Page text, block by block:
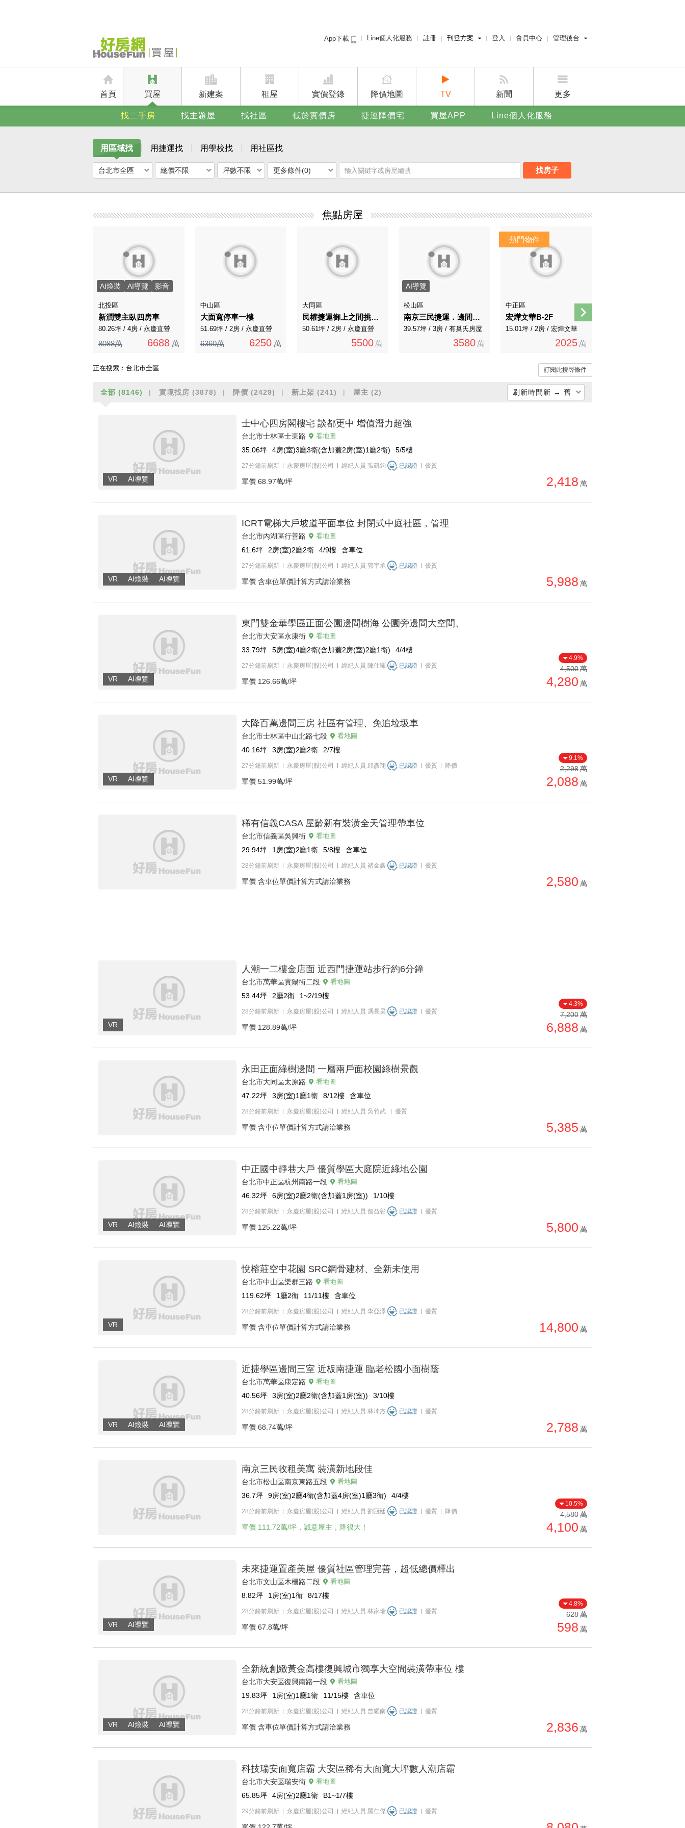
App下載 Line個人化服務 註冊 刊登方案
賣屋刊登
廣告刊登
登入 會員中心 管理後台
屋主管理後台
首頁 買屋 新建案 租屋 實價登錄 降價地圖 TV 新聞 更多
賣屋刊登
找二手房 找主題屋 找社區 低於實價房 捷運降價宅 買屋APP Line個人化服務
用區域找 用捷運找 用學校找 用社區找
台北市全區 總價不限 坪數不限 更多條件(0) 找房子
焦點房屋
AI煥裝 AI導覽 影音
北投區
新潤雙主臥四房車
80.26坪 / 4房 / 永慶直營
8088萬 6688 萬
中山區
大面寬停車一樓
51.69坪 / 2房 / 永慶直營
6360萬 6250 萬
大同區
民權捷運御上之間挑高4米5一層一戶
50.61坪 / 2房 / 永慶直營
5500 萬
AI導覽
松山區
南京三民捷運．邊間電梯三房大空間
39.57坪 / 3房 / 有巢氏房屋
3580 萬
中正區
宏燁文華B-2F
15.01坪 / 2房 / 宏燁文華
2025 萬
正在搜索： 台北市全區 訂閱此搜尋條件
全部 (8146) 實境找房 (3878) 降價 (2429) 新上架 (241) 屋主 (2) 刷新時間新 → 舊
降價幅度高 → 低
月熱門度高 → 低
士中心四房閣樓宅 談都更中 增值潛力超強
台北市士林區士東路 看地圖
35.06坪 4房(室)3廳3衛(含加蓋2房(室)1廳2衛) 5/5樓
27分鐘前刷新 永慶房屋(股)公司 經紀人員 張凱鈞 已認證 優質
單價 68.97萬/坪 2,418 萬
ICRT電梯大戶坡道平面車位 封閉式中庭社區，管理
台北市內湖區行善路 看地圖
61.6坪 2房(室)2廳2衛 4/9樓 含車位
27分鐘前刷新 永慶房屋(股)公司 經紀人員 郭宇承 已認證 優質
單價 含車位單價計算方式請洽業務 5,988 萬
東門雙金華學區正面公園邊間樹海 公園旁邊間大空間、
台北市大安區永康街 看地圖
33.79坪 5房(室)4廳2衛(含加蓋2房(室)2廳1衛) 4/4樓
27分鐘前刷新 永慶房屋(股)公司 經紀人員 陳仕暉 已認證 優質
單價 126.66萬/坪
4.9%
4,500萬
4,280 萬
大降百萬邊間三房 社區有管理、免追垃圾車
台北市士林區中山北路七段 看地圖
40.16坪 3房(室)2廳2衛 2/7樓
27分鐘前刷新 永慶房屋(股)公司 經紀人員 邱彥翔 已認證 優質 降價
單價 51.99萬/坪
9.1%
2,298萬
2,088 萬
稀有信義CASA 屋齡新有裝潢全天管理帶車位
台北市信義區吳興街 看地圖
29.94坪 1房(室)2廳1衛 5/8樓 含車位
28分鐘前刷新 永慶房屋(股)公司 經紀人員 褚金鑫 已認證 優質
單價 含車位單價計算方式請洽業務 2,580 萬
人潮一二樓金店面 近西門捷運站步行約6分鐘
台北市萬華區貴陽街二段 看地圖
53.44坪 2廳2衛 1~2/19樓
28分鐘前刷新 永慶房屋(股)公司 經紀人員 馮長昊 已認證 優質
單價 128.89萬/坪
4.3%
7,200萬
6,888 萬
永田正面綠樹邊間 一層兩戶面校園綠樹景觀
台北市大同區太原路 看地圖
47.22坪 3房(室)1廳1衛 8/12樓 含車位
28分鐘前刷新 永慶房屋(股)公司 經紀人員 吳竹武 優質
單價 含車位單價計算方式請洽業務 5,385 萬
中正國中靜巷大戶 優質學區大庭院近綠地公園
台北市中正區杭州南路一段 看地圖
46.32坪 6房(室)2廳2衛(含加蓋1房(室)) 1/10樓
28分鐘前刷新 永慶房屋(股)公司 經紀人員 詹益彰 已認證 優質
單價 125.22萬/坪 5,800 萬
悅榕莊空中花園 SRC鋼骨建材、全新未使用
台北市中山區樂群三路 看地圖
119.62坪 1廳2衛 11/11樓 含車位
28分鐘前刷新 永慶房屋(股)公司 經紀人員 李亞澤 已認證 優質
單價 含車位單價計算方式請洽業務 14,800 萬
近捷學區邊間三室 近板南捷運 臨老松國小面樹蔭
台北市萬華區康定路 看地圖
40.56坪 3房(室)2廳2衛(含加蓋1房(室)) 3/10樓
28分鐘前刷新 永慶房屋(股)公司 經紀人員 林坤杰 已認證 優質
單價 68.74萬/坪 2,788 萬
南京三民收租美寓 裝潢新地段佳
台北市松山區南京東路五段 看地圖
36.7坪 9房(室)2廳4衛(含加蓋4房(室)1廳3衛) 4/4樓
28分鐘前刷新 永慶房屋(股)公司 經紀人員 劉冠廷 已認證 優質 降價
單價 111.72萬/坪，誠意屋主，降很大！
10.5%
4,580萬
4,100 萬
未來捷運置產美屋 優質社區管理完善，超低總價釋出
台北市文山區木柵路二段 看地圖
8.82坪 1房(室)1衛 8/17樓
28分鐘前刷新 永慶房屋(股)公司 經紀人員 林家瑞 已認證 優質
單價 67.8萬/坪
4.8%
628萬
598 萬
全新統創緻黃金高樓復興城市獨享大空間裝潢帶車位 樓
台北市大安區復興南路一段 看地圖
19.83坪 1房(室)1廳1衛 11/15樓 含車位
28分鐘前刷新 永慶房屋(股)公司 經紀人員 曾耀南 已認證 優質
單價 含車位單價計算方式請洽業務 2,836 萬
科技瑞安面寬店霸 大安區稀有大面寬大坪數人潮店霸
台北市大安區瑞安街 看地圖
65.85坪 4房(室)2廳1衛 B1~1/7樓
29分鐘前刷新 永慶房屋(股)公司 經紀人員 羅仁傑 已認證 優質